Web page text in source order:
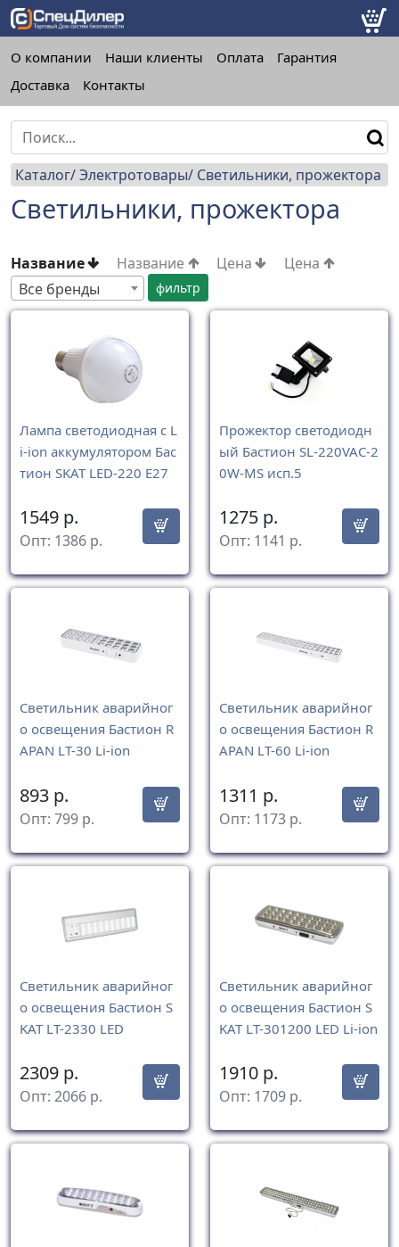
О компании Наши клиенты Оплата
Гарантия
Доставка
Контакты
Каталог Электротовары Светильники, прожектора
Светильники, прожектора
Название Название Цена
Цена
Все бренды
Лампа светодиодная c L
i-ion аккумулятором Бас
тион SKAT LED-220 E27
1549 р.
Опт: 1386 р.
Прожектор светодиодн
ый Бастион SL-220VAC-2
0W-MS исп.5
1275 р.
Опт: 1141 р.
Светильник аварийног
о освещения Бастион R
APAN LT-30 Li-ion
893 р.
Опт: 799 р.
Светильник аварийног
о освещения Бастион R
APAN LT-60 Li-ion
1311 р.
Опт: 1173 р.
Светильник аварийног
о освещения Бастион S
KAT LT-2330 LED
2309 р.
Опт: 2066 р.
Светильник аварийног
о освещения Бастион S
KAT LT-301200 LED Li-ion
1910 р.
Опт: 1709 р.